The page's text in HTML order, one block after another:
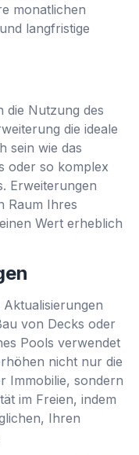
monatlichen
langfristige
die Nutzung des
die ideale
sein wie das
oder so komplex
Erweiterungen
Raum Ihres
Wert erheblich
von Decks oder
Pools verwendet
nicht nur die
Immobilie, sondern
im Freien, indem
Ihren